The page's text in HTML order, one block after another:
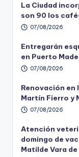
La Ciudad
son 90 los
07/08/2026
Entregarán
en Puerto
07/08/2026
Renovación en
Martín Fierro y
07/08/2026
Atención
domingo de
Matilde Vara